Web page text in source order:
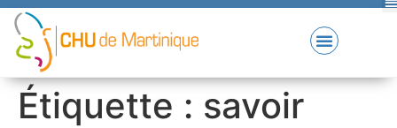
Étiquette : savoir